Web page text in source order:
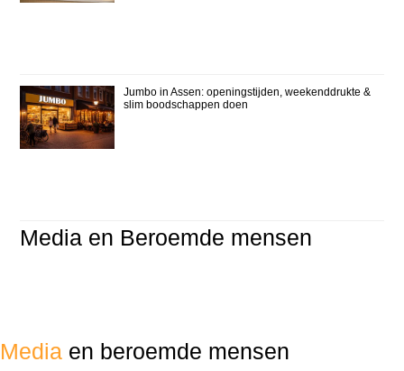
Jumbo in Assen: openingstijden, weekenddrukte &
slim boodschappen doen
Media en Beroemde mensen
Media en beroemde mensen